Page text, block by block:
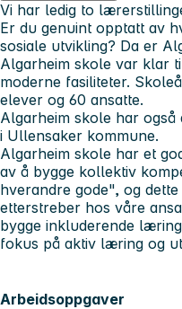
Vi har ledig to
Er du genuint opptatt av
sosiale utvikling? Da er
Algarheim skole var klar
moderne fasiliteter.
elever og 60 ansatte.
Algarheim skole har
i Ullensaker kommune.
Algarheim skole har et
av å bygge kollektiv
hverandre gode", og
etterstreber hos våre
bygge inkluderende
fokus på aktiv læring og
Arbeidsoppgaver